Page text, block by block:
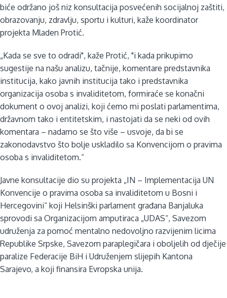
biće održano još niz konsultacija posvećenih socijalnoj zaštiti,
obrazovanju, zdravlju, sportu i kulturi, kaže koordinator
projekta Mladen Protić.
„Kada se sve to odradi", kaže Protić, "i kada prikupimo
sugestije na našu analizu, tačnije, komentare predstavnika
institucija, kako javnih institucija tako i predstavnika
organizacija osoba s invaliditetom, formiraće se konačni
dokument o ovoj analizi, koji ćemo mi poslati parlamentima,
državnom tako i entitetskim, i nastojati da se neki od ovih
komentara – nadamo se što više – usvoje, da bi se
zakonodavstvo što bolje uskladilo sa Konvencijom o pravima
osoba s invaliditetom.“
Javne konsultacije dio su projekta „IN – Implementacija UN
Konvencije o pravima osoba sa invaliditetom u Bosni i
Hercegovini“ koji Helsinški parlament građana Banjaluka
sprovodi sa Organizacijom amputiraca „UDAS“, Savezom
udruženja za pomoć mentalno nedovoljno razvijenim licima
Republike Srpske, Savezom paraplegičara i oboljelih od dječije
paralize Federacije BiH i Udruženjem slijepih Kantona
Sarajevo, a koji finansira Evropska unija.